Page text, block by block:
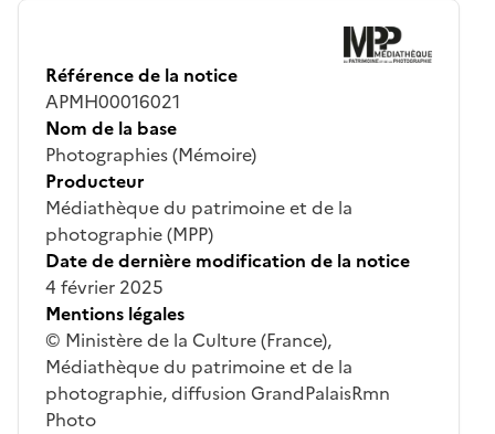
Référence de la notice
APMH00016021
Nom de la base
Photographies (Mémoire)
Producteur
Médiathèque du patrimoine et de la
photographie (MPP)
Date de dernière modification de la notice
4 février 2025
Mentions légales
© Ministère de la Culture (France),
Médiathèque du patrimoine et de la
photographie, diffusion GrandPalaisRmn
Photo